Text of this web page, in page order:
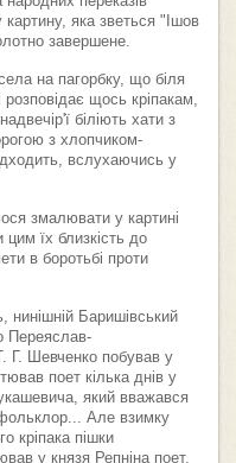
яка зветься "Ішов
завершене.
на пагорбку, що біля
щось кріпакам,
біліють хати з
з хлопчиком-
вслухаючись у
змалювати у картині
цим їх близкість до
в боротьбі проти
Баришівський
Переяслав-
Г. Шевченко побував у
поет кілька днів у
який вважався
Але взимку
кріпака пішки
у князя Репніна поет.